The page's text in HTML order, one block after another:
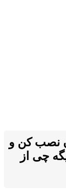
نصب کن و
چی از